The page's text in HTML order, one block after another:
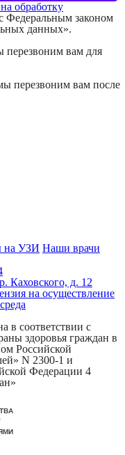
обработку
Федеральным законом
данных».
перезвоним вам для
перезвоним вам после
на УЗИ Наши врачи
Каховского, д. 12
на осуществление
в соответствии с
здоровья граждан в
Российской
N 2300-1 и
Федерации 4